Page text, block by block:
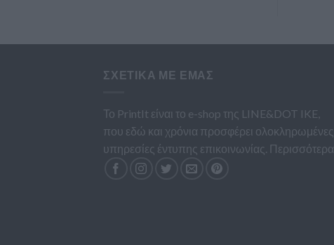
ΣΧΕΤΙΚΆ ΜΕ ΕΜΆΣ
Το PrintIt είναι το e-shop της LINE&DOT IKE,
που εδώ και χρόνια προσφέρει ολοκληρωμένες
υπηρεσίες έντυπης επικοινωνίας. Περισσότερα